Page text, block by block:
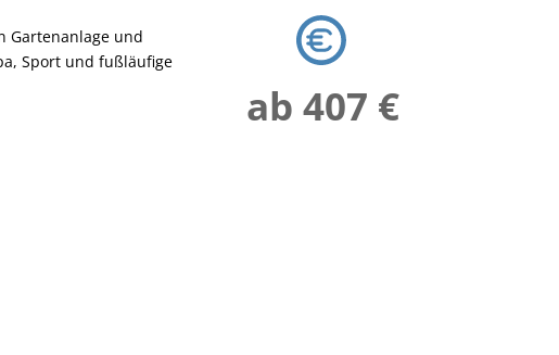
Gartenanlage und
Sport und fußläufige
ab 407 €